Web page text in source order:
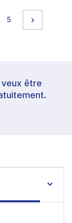
page
5
veux être